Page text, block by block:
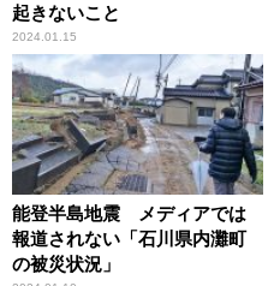
起きないこと
2024.01.15
能登半島地震 メディアでは
報道されない「石川県内灘町
の被災状況」